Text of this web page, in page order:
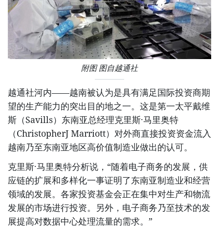
附图 图自越通社
越通社河内——越南被认为是具有满足国际投资商期
望的生产能力的突出目的地之一。这是第一太平戴维
斯（Savills）东南亚总经理克里斯·马里奥特
（ChristopherJ Marriott）对外商直接投资资金流入
越南乃至东南亚地区高价值制造业做出的认可。
克里斯·马里奥特分析说，“随着电子商务的发展，供
应链的扩展和多样化一事证明了东南亚制造业和经营
领域的发展。各家投资基金会正在集中对生产和物流
发展的市场进行投资。另外，电子商务乃至技术的发
展提高对数据中心处理流量的需求。”